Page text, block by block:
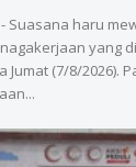
Suasana haru
yang
Jumat (7/8/2026).